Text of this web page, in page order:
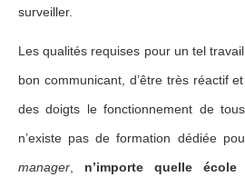
surveiller.
Les qualités requises pour un tel
bon communicant, d’être très réactif
des doigts le fonctionnement de
n’existe pas de formation dédiée
manager
n’importe quelle